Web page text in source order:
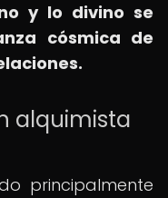
y lo divino se
cósmica de
alquimista
principalmente